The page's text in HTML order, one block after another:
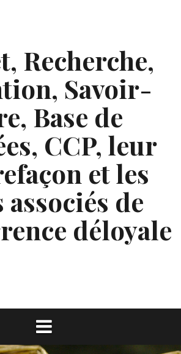
Recherche,
Savoir-
Base de
CCP, leur
et les
associés de
déloyale